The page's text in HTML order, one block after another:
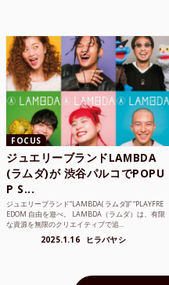
FOCUS
ジュエリーブランドLAMBDA
(ラムダ)が 渋谷パルコでPOPU
P S...
ジュエリーブランド“LAMBDA( ラムダ))” “PLAYFRE
EDOM 自由を遊べ。 LAMBDA（ラムダ）は、有限
な資源を無限のクリエイティブで追...
2025.1.16 ヒラバヤシ